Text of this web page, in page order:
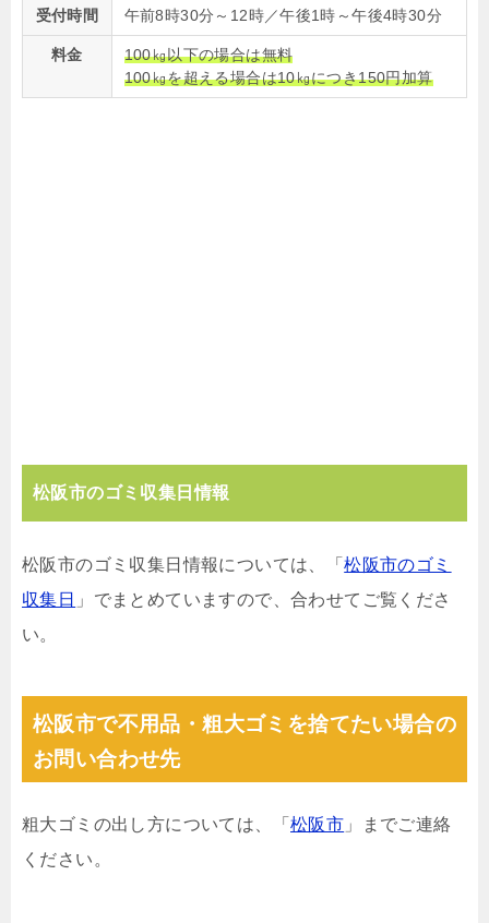
受付時間 午前8時30分～12時／午後1時～午後4時30分
料金
100㎏以下の場合は無料
100㎏を超える場合は10㎏につき150円加算
松阪市のゴミ収集日情報
松阪市のゴミ収集日情報については、「松阪市のゴミ
収集日 」でまとめていますので、合わせてご覧くださ
い。
松阪市で不用品・粗大ゴミを捨てたい場合の
お問い合わせ先
粗大ゴミの出し方については、「 松阪市 」までご連絡
ください。